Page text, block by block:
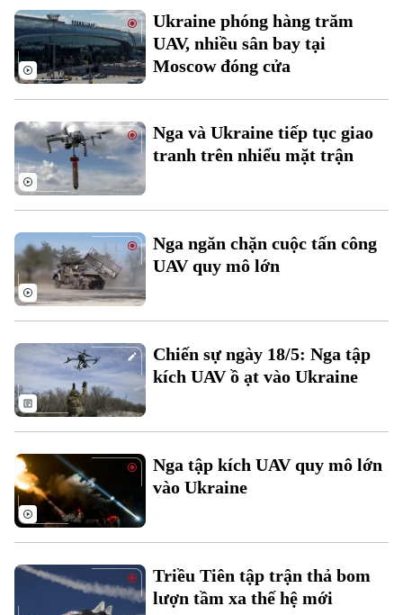
An ninh trật tự
Công nghệ
Người Hà Nội
Khoảnh khắc Hà Nội
Tin tức
Quân sự
Hồ sơ
Người Việt 4 phương
Kinh tế
Tin tức
Tài chính Ngân hàng
Doanh nghiệp
Nhà đất
Tin tức
Đầu tư
Đất đai
Kinh nghiệm
Tàu và Xe
Ô tô
Tàu
Xe máy
Thị trường
Giáo dục
Tuyển sinh
Hướng nghiệp
Văn hóa
Tin tức
Di tích
Sức khỏe
Dinh dưỡng
Tư vấn sức khỏe
Bóng đá
Quần vợt
Golf
Giải trí
Tin tức
Sao
Điện ảnh
Đã phát sóng
Ukraine phóng hàng trăm
UAV, nhiều sân bay tại
Moscow đóng cửa
Nga và Ukraine tiếp tục giao
tranh trên nhiểu mặt trận
Nga ngăn chặn cuộc tấn công
UAV quy mô lớn
Chiến sự ngày 18/5: Nga tập
kích UAV ồ ạt vào Ukraine
Nga tập kích UAV quy mô lớn
vào Ukraine
Triều Tiên tập trận thả bom
lượn tầm xa thế hệ mới